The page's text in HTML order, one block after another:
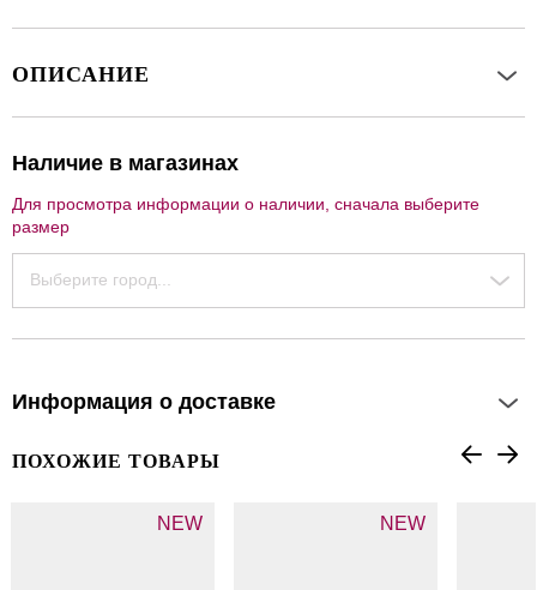
ОПИСАНИЕ
Наличие в магазинах
Для просмотра информации о наличии, сначала выберите
размер
Выберите город...
Информация о доставке
ПОХОЖИЕ ТОВАРЫ
NEW NEW